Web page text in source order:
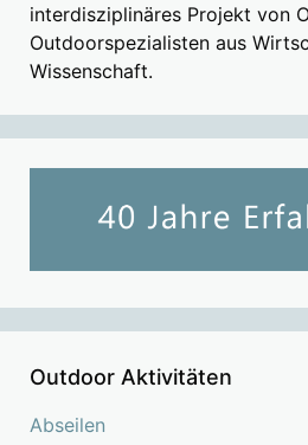
interdisziplinäres Projekt von
Outdoorspezialisten aus
Wissenschaft.
Outdoor Aktivitäten
Abseilen